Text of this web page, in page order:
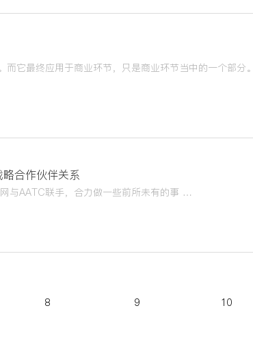
合作伙伴关系
与AATC联手，合力做一些前所未有的事 …
8 9 10